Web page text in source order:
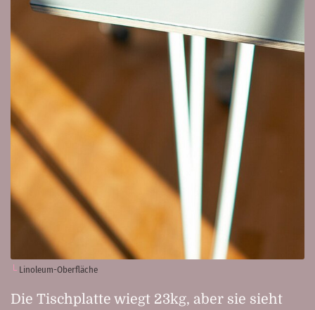
Linoleum-Oberfläche
Die Tischplatte wiegt 23kg, aber sie sieht